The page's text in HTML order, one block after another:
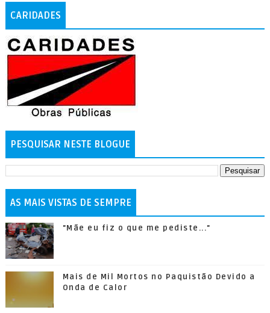
CARIDADES
PESQUISAR NESTE BLOGUE
AS MAIS VISTAS DE SEMPRE
"Mãe eu fiz o que me pediste..."
Mais de Mil Mortos no Paquistão Devido a
Onda de Calor